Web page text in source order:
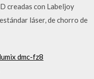
creadas con Labeljoy
láser, de chorro de
dmc-fz8